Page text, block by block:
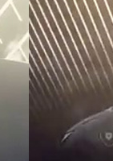
Мне
при